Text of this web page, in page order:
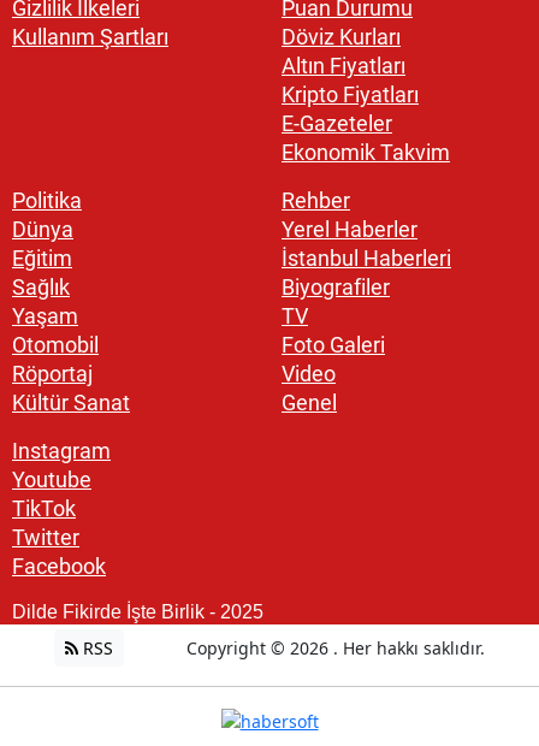
Gizlilik İlkeleri
Kullanım Şartları
Puan Durumu
Döviz Kurları
Altın Fiyatları
Kripto Fiyatları
E-Gazeteler
Ekonomik Takvim
Politika
Dünya
Eğitim
Sağlık
Yaşam
Otomobil
Röportaj
Kültür Sanat
Rehber
Yerel Haberler
İstanbul Haberleri
Biyografiler
TV
Foto Galeri
Video
Genel
Instagram
Youtube
TikTok
Twitter
Facebook
Dilde Fikirde İşte Birlik - 2025
RSS Copyright © 2026 . Her hakkı saklıdır.